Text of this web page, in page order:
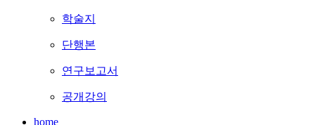
학술지
단행본
연구보고서
공개강의
home